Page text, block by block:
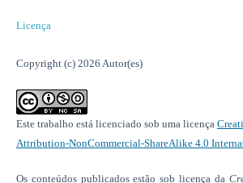
Licença
Copyright (c) 2026 Autor(es)
Este trabalho está licenciado sob uma licença
Attribution-NonCommercial-ShareAlike 4.0
Os conteúdos publicados estão sob licença da